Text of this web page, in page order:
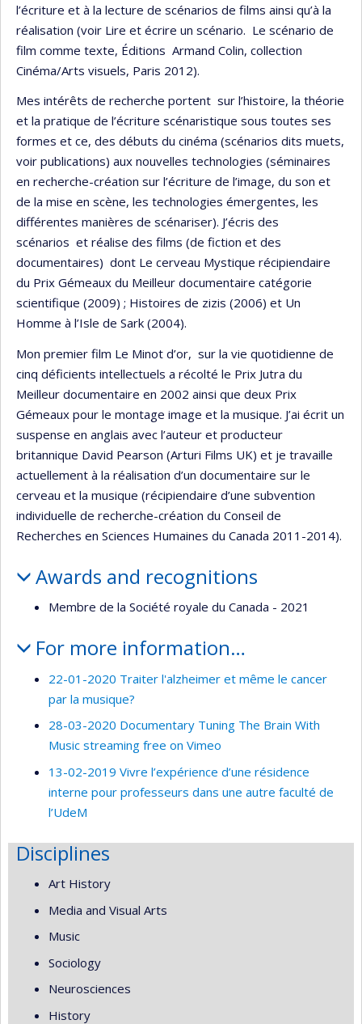
l’écriture et à la lecture de scénarios de films ainsi qu’à la
réalisation (voir Lire et écrire un scénario. Le scénario de
film comme texte, Éditions Armand Colin, collection
Cinéma/Arts visuels, Paris 2012).
Mes intérêts de recherche portent sur l’histoire, la théorie
et la pratique de l’écriture scénaristique sous toutes ses
formes et ce, des débuts du cinéma (scénarios dits muets,
voir publications) aux nouvelles technologies (séminaires
en recherche-création sur l’écriture de l’image, du son et
de la mise en scène, les technologies émergentes, les
différentes manières de scénariser). J’écris des
scénarios et réalise des films (de fiction et des
documentaires) dont Le cerveau Mystique récipiendaire
du Prix Gémeaux du Meilleur documentaire catégorie
scientifique (2009) ; Histoires de zizis (2006) et Un
Homme à l’Isle de Sark (2004).
Mon premier film Le Minot d’or, sur la vie quotidienne de
cinq déficients intellectuels a récolté le Prix Jutra du
Meilleur documentaire en 2002 ainsi que deux Prix
Gémeaux pour le montage image et la musique. J’ai écrit un
suspense en anglais avec l’auteur et producteur
britannique David Pearson (Arturi Films UK) et je travaille
actuellement à la réalisation d’un documentaire sur le
cerveau et la musique (récipiendaire d’une subvention
individuelle de recherche-création du Conseil de
Recherches en Sciences Humaines du Canada 2011-2014).
Awards and recognitions
Membre de la Société royale du Canada - 2021
For more information…
22-01-2020 Traiter l'alzheimer et même le cancer
par la musique?
28-03-2020 Documentary Tuning The Brain With
Music streaming free on Vimeo
13-02-2019 Vivre l’expérience d’une résidence
interne pour professeurs dans une autre faculté de
l’UdeM
Disciplines
Art History
Media and Visual Arts
Music
Sociology
Neurosciences
History